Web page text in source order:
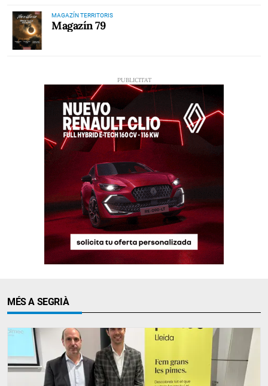
MAGAZÍN TERRITORIS
Magazín 79
MÉS A SEGRIÀ